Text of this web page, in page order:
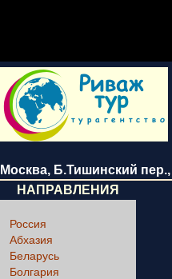
Москва, Б.Тишинский пер.,
НАПРАВЛЕНИЯ
Россия
Абхазия
Беларусь
Болгария